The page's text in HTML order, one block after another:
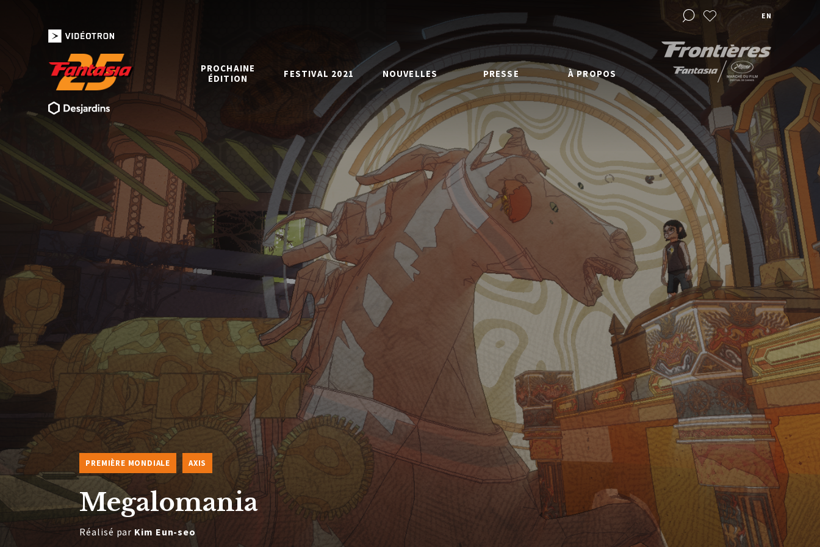
PROCHAINE
ÉDITION
FESTIVAL 2021 NOUVELLES PRESSE À PROPOS
EN
PREMIÈRE MONDIALE AXIS
Megalomania
Réalisé par Kim Eun-seo